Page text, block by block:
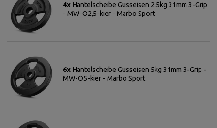
4x Hantelscheibe Gusseisen 2,5kg 31mm 3-Grip
- MW-O2,5-kier - Marbo Sport
6x Hantelscheibe Gusseisen 5kg 31mm 3-Grip -
MW-O5-kier - Marbo Sport